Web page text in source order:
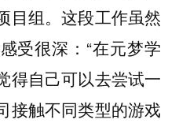
目组。这段工作虽然
受很深：“在元梦学
得自己可以去尝试一
接触不同类型的游戏